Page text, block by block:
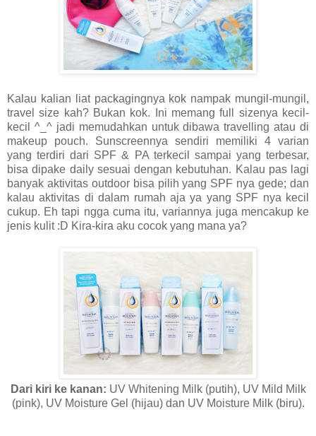
Kalau kalian liat packagingnya kok nampak mungil-mungil,
travel size kah? Bukan kok. Ini memang full sizenya kecil-
kecil ^_^ jadi memudahkan untuk dibawa travelling atau di
makeup pouch. Sunscreennya sendiri memiliki 4 varian
yang terdiri dari SPF & PA terkecil sampai yang terbesar,
bisa dipake daily sesuai dengan kebutuhan. Kalau pas lagi
banyak aktivitas outdoor bisa pilih yang SPF nya gede; dan
kalau aktivitas di dalam rumah aja ya yang SPF nya kecil
cukup. Eh tapi ngga cuma itu, variannya juga mencakup ke
jenis kulit :D Kira-kira aku cocok yang mana ya?
Dari kiri ke kanan: UV Whitening Milk (putih), UV Mild Milk
(pink), UV Moisture Gel (hijau) dan UV Moisture Milk (biru).